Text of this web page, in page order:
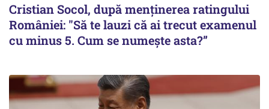
Cristian Socol, după menținerea ratingului
României: "Să te lauzi că ai trecut examenul
cu minus 5. Cum se numește asta?”